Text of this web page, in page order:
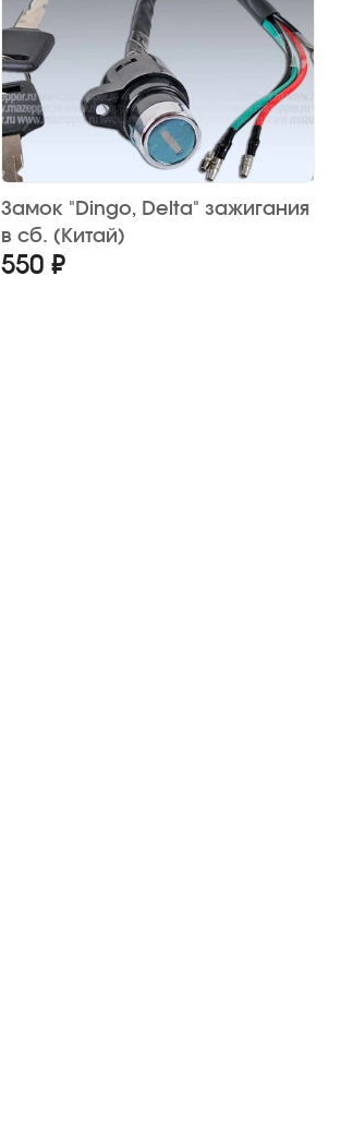
Замок "Dingo, Delta" зажигания
в сб. (Китай)
550 ₽